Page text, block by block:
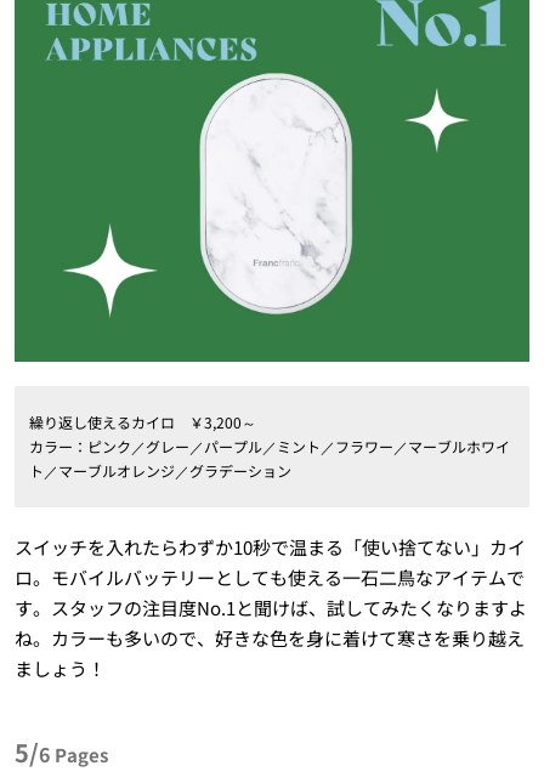
繰り返し使えるカイロ ￥3,200～
カラー：ピンク／グレー／パープル／ミント／フラワー／マーブルホワイ
ト／マーブルオレンジ／グラデーション
スイッチを入れたらわずか10秒で温まる「使い捨てない」カイ
ロ。モバイルバッテリーとしても使える一石二鳥なアイテムで
す。スタッフの注目度No.1と聞けば、試してみたくなりますよ
ね。カラーも多いので、好きな色を身に着けて寒さを乗り越え
ましょう！
5/6 Pages